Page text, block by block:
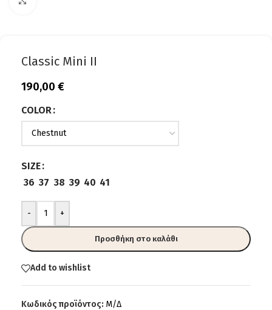
Classic Mini II
190,00 €
COLOR
SIZE
36 37 38 39 40 41
- +
Προσθήκη στο καλάθι
Add to wishlist
Κωδικός προϊόντος: Μ/Δ